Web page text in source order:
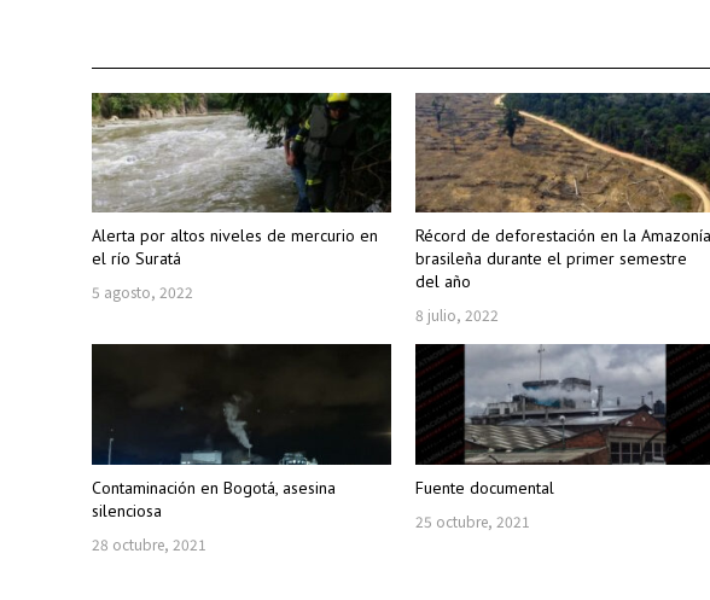
Alerta por altos niveles de mercurio en
el río Suratá
5 agosto, 2022
Récord de deforestación en la Amazonía
brasileña durante el primer semestre
del año
8 julio, 2022
Contaminación en Bogotá, asesina
silenciosa
28 octubre, 2021
Fuente documental
25 octubre, 2021